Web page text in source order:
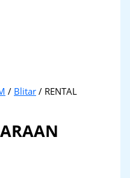
/ Blitar / RENTAL